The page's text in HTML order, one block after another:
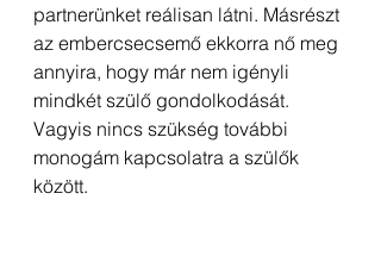
partnerünket reálisan látni. Másrészt
az embercsecsemő ekkorra nő meg
annyira, hogy már nem igényli
mindkét szülő gondolkodását.
Vagyis nincs szükség további
monogám kapcsolatra a szülők
között.